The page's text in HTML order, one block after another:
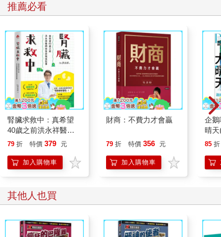
推薦必看
腎臟求救中：真希望
40歲之前洪永祥醫師
就告訴我這些事
79 折 特價 379 元
加入購物車
財商：不費力才會贏
79 折 特價 356 元
加入購物車
企
晴天
85 折
其他人也買